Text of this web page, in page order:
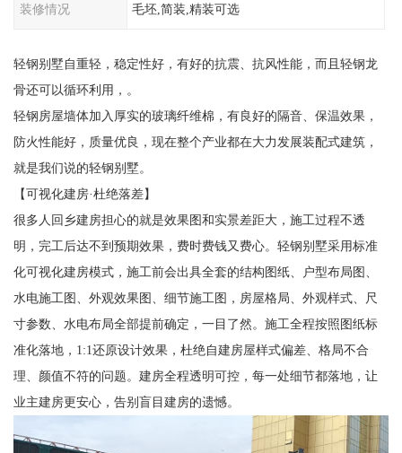
装修情况 毛坯,简装,精装可选
轻钢别墅自重轻，稳定性好，有好的抗震、抗风性能，而且轻钢龙
骨还可以循环利用，。
轻钢房屋墙体加入厚实的玻璃纤维棉，有良好的隔音、保温效果，
防火性能好，质量优良，现在整个产业都在大力发展装配式建筑，
就是我们说的轻钢别墅。
【可视化建房·杜绝落差】
很多人回乡建房担心的就是效果图和实景差距大，施工过程不透
明，完工后达不到预期效果，费时费钱又费心。轻钢别墅采用标准
化可视化建房模式，施工前会出具全套的结构图纸、户型布局图、
水电施工图、外观效果图、细节施工图，房屋格局、外观样式、尺
寸参数、水电布局全部提前确定，一目了然。施工全程按照图纸标
准化落地，1:1还原设计效果，杜绝自建房屋样式偏差、格局不合
理、颜值不符的问题。建房全程透明可控，每一处细节都落地，让
业主建房更安心，告别盲目建房的遗憾。